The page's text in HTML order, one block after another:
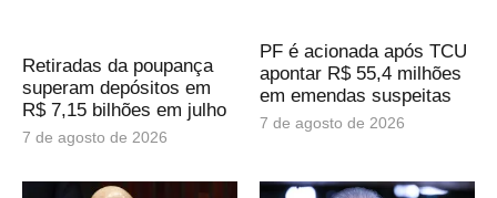
Retiradas da poupança
superam depósitos em
R$ 7,15 bilhões em julho
7 de agosto de 2026
PF é acionada após TCU
apontar R$ 55,4 milhões
em emendas suspeitas
7 de agosto de 2026